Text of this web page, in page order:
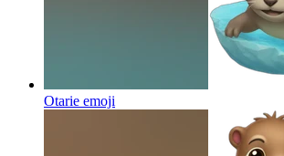
Otarie emoji